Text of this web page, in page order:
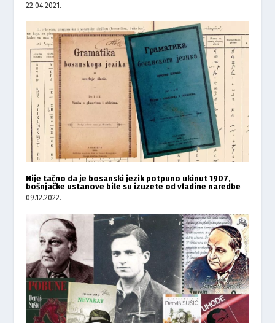
22.04.2021.
Nije tačno da je bosanski jezik potpuno ukinut 1907,
bošnjačke ustanove bile su izuzete od vladine naredbe
09.12.2022.